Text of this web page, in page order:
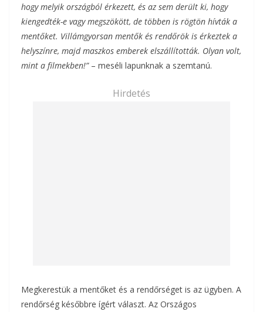
hogy melyik országból érkezett, és az sem derült ki, hogy
kiengedték-e vagy megszökött, de többen is rögtön hívták a
mentőket. Villámgyorsan mentők és rendőrök is érkeztek a
helyszínre, majd maszkos emberek elszállították. Olyan volt,
mint a filmekben!”– meséli lapunknak a szemtanú.
Hirdetés
Megkerestük a mentőket és a rendőrséget is az ügyben. A
rendőrség későbbre ígért választ. Az Országos